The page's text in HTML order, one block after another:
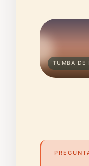
TUMBA DE